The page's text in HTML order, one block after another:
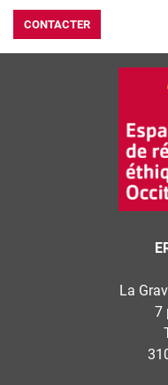
CONTACTER
La
7